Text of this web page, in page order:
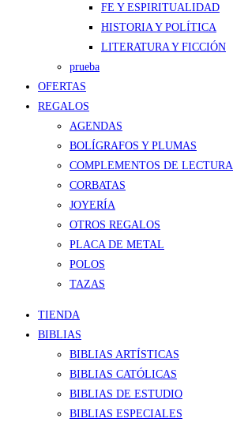
FE Y ESPIRITUALIDAD
HISTORIA Y POLÍTICA
LITERATURA Y FICCIÓN
prueba
OFERTAS
REGALOS
AGENDAS
BOLÍGRAFOS Y PLUMAS
COMPLEMENTOS DE LECTURA
CORBATAS
JOYERÍA
OTROS REGALOS
PLACA DE METAL
POLOS
TAZAS
TIENDA
BIBLIAS
BIBLIAS ARTÍSTICAS
BIBLIAS CATÓLICAS
BIBLIAS DE ESTUDIO
BIBLIAS ESPECIALES